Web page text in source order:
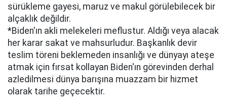
sürükleme gayesi, maruz ve makul görülebilecek bir
alçaklık değildir.
*Biden'ın akli melekeleri meflustur. Aldığı veya alacak
her karar sakat ve mahsurludur. Başkanlık devir
teslim töreni beklemeden insanlığı ve dünyayı ateşe
atmak için fırsat kollayan Biden'ın görevinden derhal
azledilmesi dünya barışına muazzam bir hizmet
olarak tarihe geçecektir.